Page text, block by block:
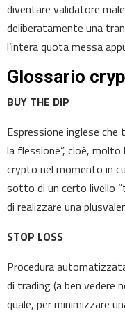
diventare validatore
deliberatamente una
l’intera quota messa
Glossario
BUY THE DIP
Espressione inglese
la flessione”, cioè,
crypto nel momento in
sotto di un certo livello
di realizzare una
STOP LOSS
Procedura
di trading (a ben vedere
quale, per minimizzare